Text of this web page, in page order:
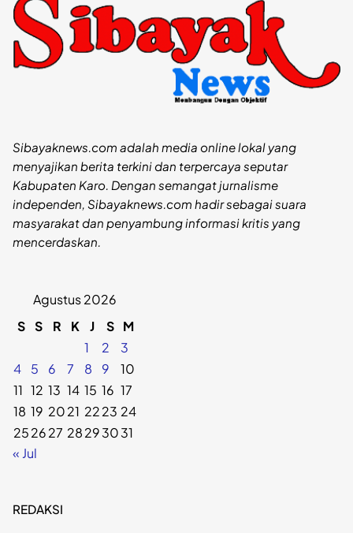
Sibayaknews.com adalah media online lokal yang
menyajikan berita terkini dan terpercaya seputar
Kabupaten Karo. Dengan semangat jurnalisme
independen, Sibayaknews.com hadir sebagai suara
masyarakat dan penyambung informasi kritis yang
mencerdaskan.
Agustus 2026
S S R K J S M
1
2
3
4
5 6 7 8 9
10
11 12 13 14 15 16 17
18 19 2021 2223 24
252627 28293031
« Jul
REDAKSI